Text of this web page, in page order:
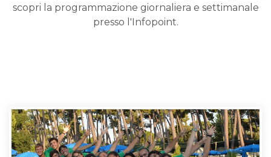
scopri la programmazione giornaliera e settimanale
presso l'Infopoint.